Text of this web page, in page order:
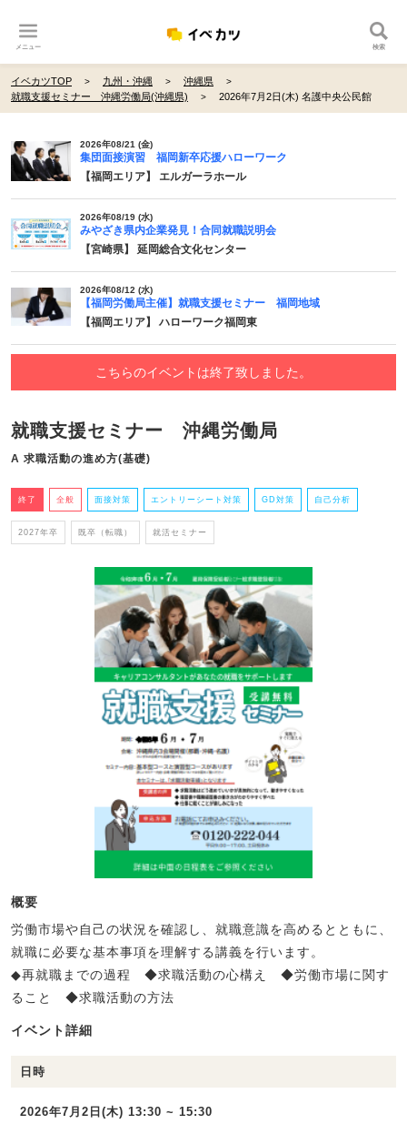
メニュー 検索
イベカツTOP 九州・沖縄
沖縄県
就職支援セミナー 沖縄労働局(沖縄県)
2026年7月2日(木) 名護中央公民館
2026年08/21 (金)
集団面接演習 福岡新卒応援ハローワーク
【福岡エリア】 エルガーラホール
2026年08/19 (水)
みやざき県内企業発見！合同就職説明会
【宮崎県】 延岡総合文化センター
2026年08/12 (水)
【福岡労働局主催】就職支援セミナー 福岡地域
【福岡エリア】 ハローワーク福岡東
こちらのイベントは終了致しました。
就職支援セミナー 沖縄労働局
A 求職活動の進め方(基礎)
終了 全般 面接対策 エントリーシート対策 GD対策 自己分析
2027年卒 既卒（転職） 就活セミナー
概要
労働市場や自己の状況を確認し、就職意識を高めるとともに、
就職に必要な基本事項を理解する講義を行います。
◆再就職までの過程 ◆求職活動の心構え ◆労働市場に関す
ること ◆求職活動の方法
イベント詳細
日時
2026年7月2日(木) 13:30 ~ 15:30